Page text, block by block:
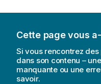
Cette page vous
Si vous rencontrez
dans son contenu –
manquante ou une
savoir.